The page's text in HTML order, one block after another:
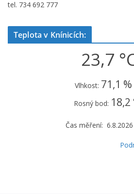
tel. 734 692 777
Teplota v Knínicích:
23,7
Vlhkost: 71,1 %
Rosný bod: 18,2
Čas měření: